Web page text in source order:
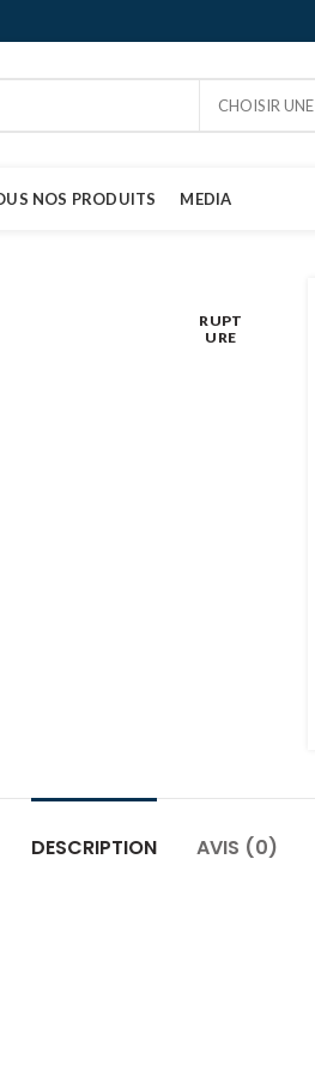
CHOISIR
NOS PRODUITS MEDIA
RUPT
URE
DESCRIPTION AVIS (0)